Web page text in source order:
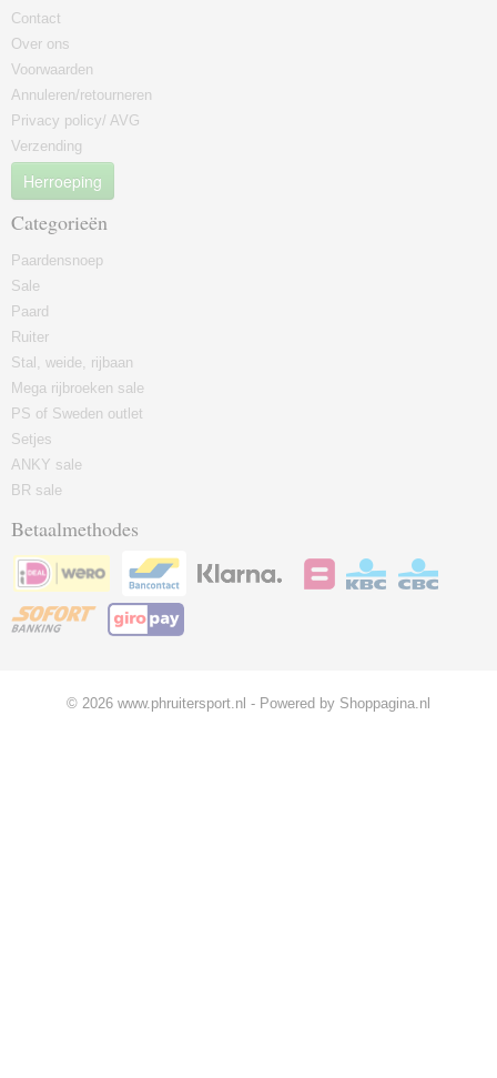
Contact
Over ons
Voorwaarden
Annuleren/retourneren
Privacy policy/ AVG
Verzending
Herroeping
Categorieën
Paardensnoep
Sale
Paard
Ruiter
Stal, weide, rijbaan
Mega rijbroeken sale
PS of Sweden outlet
Setjes
ANKY sale
BR sale
Betaalmethodes
© 2026 www.phruitersport.nl - Powered by Shoppagina.nl